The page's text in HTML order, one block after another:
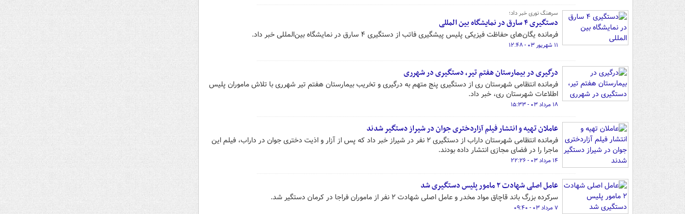
سرهنگ نوری خبر داد؛
دستگیری ۴ سارق در نمایشگاه بین المللی
فرمانده یگان‌های حفاظت فیزیکی پلیس پیشگیری فاتب از دستگیری ۴ سارق در نمایشگاه بین‌المللی خبر داد.
۱۱ شهریور ۰۳ - ۱۲:۴۸
درگیری در بیمارستان هفتم تیر، دستگیری در شهرری
فرمانده انتظامی شهرستان ری از دستگیری پنج متهم به درگیری و تخریب بیمارستان هفتم تیر شهرری با تلاش ماموران پلیس
اطلاعات شهرستان ری، خبر داد.
۱۸ مرداد ۰۳ - ۱۵:۳۳
عاملان تهیه و انتشار فیلم آزاردختری جوان در شیراز دستگیر شدند
فرمانده انتظامی شهرستان داراب از دستگیری ۲ نفر در شیراز خبر داد که پس از آزار و اذیت دختری جوان در داراب، فیلم این
ماجرا را در فضای مجازی انتشار داده بودند.
۱۴ مرداد ۰۳ - ۲۲:۲۶
عامل اصلی شهادت ۲ مامور پلیس دستگیری شد
سرکرده بزرگ باند قاچاق مواد مخدر و عامل اصلی شهادت ۲ نفر از ماموران فراجا در کرمان دستگیر شد.
۷ مرداد ۰۳ - ۰۹:۴۰